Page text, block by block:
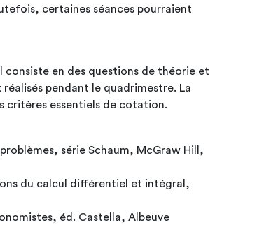
certaines séances pourraient
consiste en des questions de théorie et
réalisés pendant le quadrimestre. La
critères essentiels de cotation.
série Schaum, McGraw Hill,
du calcul différentiel et intégral,
éd. Castella, Albeuve